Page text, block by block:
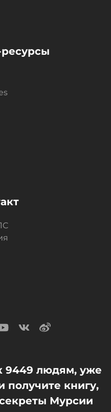
9449 людям, уже
получите книгу,
Мурсии